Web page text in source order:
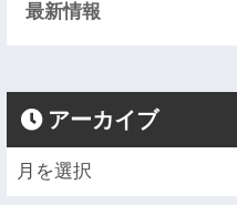
最新情報
アーカイブ